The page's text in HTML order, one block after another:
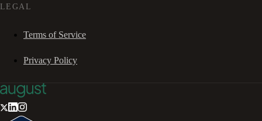
LEGAL
Terms of Service
Privacy Policy